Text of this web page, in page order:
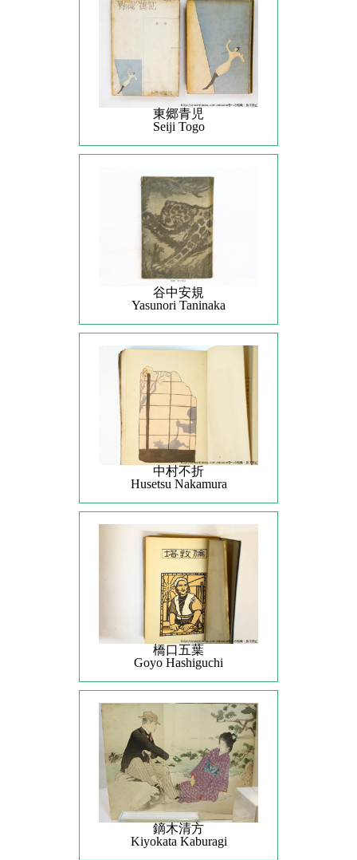
東郷青児
Seiji Togo
谷中安規
Yasunori Taninaka
中村不折
Husetsu Nakamura
橋口五葉
Goyo Hashiguchi
鏑木清方
Kiyokata Kaburagi